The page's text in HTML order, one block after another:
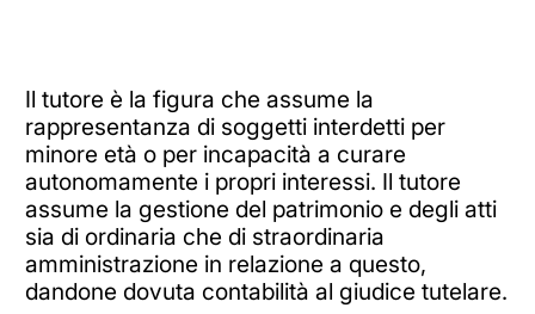
Il tutore è la figura che assume la
rappresentanza di soggetti interdetti per
minore età o per incapacità a curare
autonomamente i propri interessi. Il tutore
assume la gestione del patrimonio e degli atti
sia di ordinaria che di straordinaria
amministrazione in relazione a questo,
dandone dovuta contabilità al giudice tutelare.